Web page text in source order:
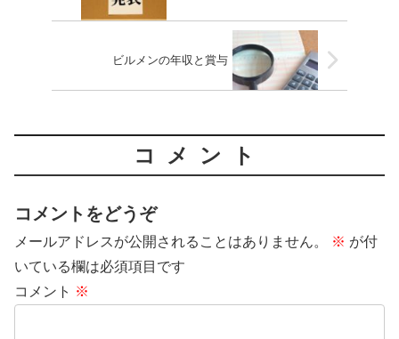
ビルメンの年収と賞与
コメント
コメントをどうぞ
メールアドレスが公開されることはありません。 ※ が付
いている欄は必須項目です
コメント ※